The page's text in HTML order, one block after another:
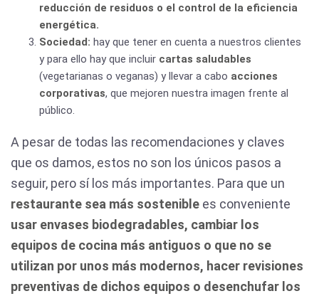
reducción de residuos o el control de la eficiencia
energética.
Sociedad: hay que tener en cuenta a nuestros clientes
y para ello hay que incluir cartas saludables
(vegetarianas o veganas) y llevar a cabo acciones
corporativas, que mejoren nuestra imagen frente al
público.
A pesar de todas las recomendaciones y claves
que os damos, estos no son los únicos pasos a
seguir, pero sí los más importantes. Para que un
restaurante sea más sostenible es conveniente
usar envases biodegradables, cambiar los
equipos de cocina más antiguos o que no se
utilizan por unos más modernos, hacer revisiones
preventivas de dichos equipos o desenchufar los